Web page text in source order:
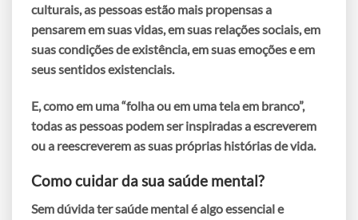
culturais, as pessoas estão mais propensas a
pensarem em suas vidas, em suas relações sociais, em
suas condições de existência, em suas emoções e em
seus sentidos existenciais.
E, como em uma “folha ou em uma tela em branco”,
todas as pessoas podem ser inspiradas a escreverem
ou a reescreverem as suas próprias histórias de vida.
Como cuidar da sua saúde mental?
Sem dúvida ter saúde mental é algo essencial e